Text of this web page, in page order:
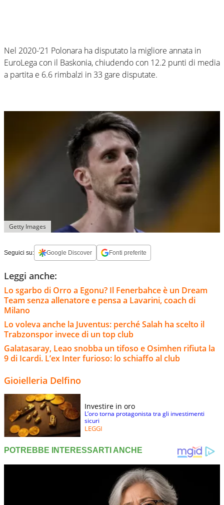
Nel 2020-’21 Polonara ha disputato la migliore annata in
EuroLega con il Baskonia, chiudendo con 12.2 punti di media
a partita e 6.6 rimbalzi in 33 gare disputate.
Getty Images
Seguici su: Google Discover Fonti preferite
Leggi anche:
Lo sgarbo di Orro a Egonu? Il Fenerbahce è un Dream
Team senza allenatore e pensa a Lavarini, coach di
Milano
Lo voleva anche la Juventus: perché Salah ha scelto il
Trabzonspor invece di un top club
Galatasaray, Leao snobba un tifoso e Osimhen rifiuta la
9 di Icardi. L’ex Inter furioso: lo schiaffo al club
Gioielleria Delfino
Investire in oro
L’oro torna protagonista tra gli investimenti
sicuri
LEGGI